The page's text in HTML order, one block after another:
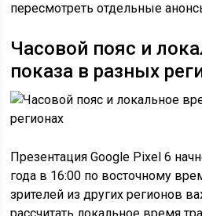
пересмотреть отдельные
Часовой пояс и
показа в разных
Презентация Google Pixel 6
года в 16:00 по восточному
зрителей из других регионов